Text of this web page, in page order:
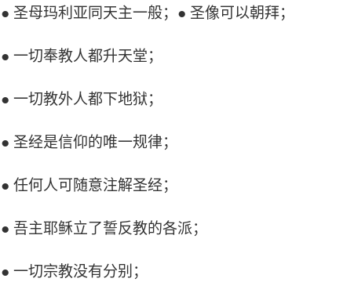
● 圣母玛利亚同天主一般；● 圣像可以朝拜；
● 一切奉教人都升天堂；
● 一切教外人都下地狱；
● 圣经是信仰的唯一规律；
● 任何人可随意注解圣经；
● 吾主耶稣立了誓反教的各派；
● 一切宗教没有分别；